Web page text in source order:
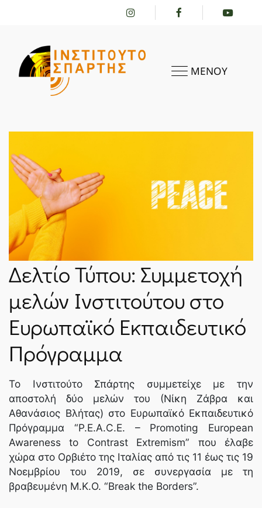
ΜΕΝΟΥ
ΤΟ ΙΝΣΤΙΤΟΎΤΟ
ΔΡΑΣΤΗΡΙΌΤΗΤΕΣ
ΝΈΑ
SPARTANET
E-JOURNAL
Δελτίο Τύπου: Συμμετοχή
μελών Ινστιτούτου στο
Ευρωπαϊκό Εκπαιδευτικό
Πρόγραμμα
Το Ινστιτούτο Σπάρτης συμμετείχε με την
αποστολή δύο μελών του (Νίκη Ζάβρα και
Αθανάσιος Βλήτας) στο Ευρωπαϊκό Εκπαιδευτικό
Πρόγραμμα “P.E.A.C.E. – Promoting European
Awareness to Contrast Extremism” που έλαβε
χώρα στο Ορβιέτο της Ιταλίας από τις 11 έως τις 19
Νοεμβρίου του 2019, σε συνεργασία με τη
βραβευμένη Μ.Κ.Ο. “Break the Borders”.